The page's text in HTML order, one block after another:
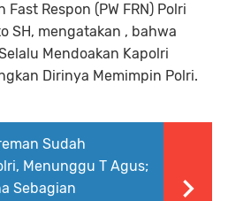
Respon (PW FRN) Polri
SH, mengatakan , bahwa
Mendoakan Kapolri
Dirinya Memimpin Polri.
Sudah
Menunggu T Agus;
Sebagian